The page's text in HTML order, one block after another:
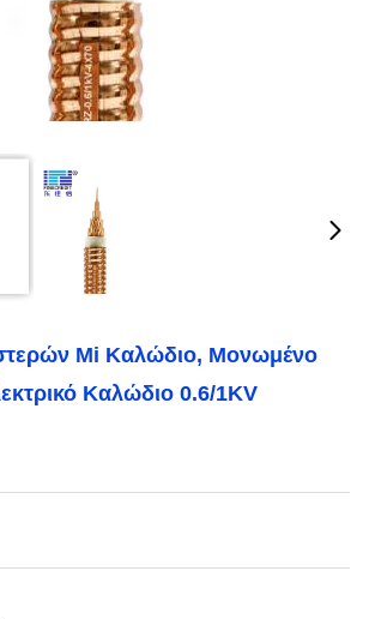
Mi Καλώδιο, Μονωμένο
Καλώδιο 0.6/1KV